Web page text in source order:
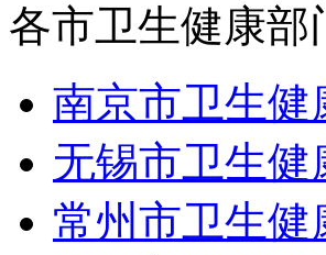
各市卫生健康部
南京市卫生健
无锡市卫生健
常州市卫生健